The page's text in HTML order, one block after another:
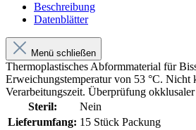
Beschreibung
Datenblätter
Menü schließen
Thermoplastisches Abformmaterial für
Erweichungstemperatur von 53 °C. Nicht
Verarbeitungszeit. Überprüfung
Steril:
Nein
Lieferumfang: 15 Stück Packung